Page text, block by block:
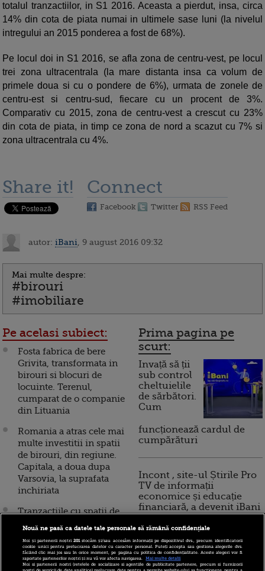
totalul tranzactiilor, in S1 2016. Aceasta a pierdut, insa, circa
14% din cota de piata numai in ultimele sase luni (la nivelul
intregului an 2015 ponderea a fost de 68%).
Pe locul doi in S1 2016, se afla zona de centru-vest, pe locul
trei zona ultracentrala (la mare distanta insa ca volum de
primele doua si cu o pondere de 6%), urmata de zonele de
centru-est si centru-sud, fiecare cu un procent de 3%.
Comparativ cu 2015, zona de centru-vest a crescut cu 23%
din cota de piata, in timp ce zona de nord a scazut cu 7% si
zona ultracentrala cu 4%.
Share it! Connect
Facebook Twitter RSS Feed
autor: iBani , 9 august 2016 09:32
Mai multe despre:
#birouri
#imobiliare
Pe acelasi subiect:
Fosta fabrica de bere
Grivita, transformata in
birouri si blocuri de
locuinte. Terenul,
cumparat de o companie
din Lituania
Romania a atras cele mai
multe investitii in spatii
de birouri, din regiune.
Capitala, a doua dupa
Varsovia, la suprafata
inchiriata
Tranzactiile cu spatii de
birouri, in crestere cu
Managerii prefera
birourile de 400 mp, in
Prima pagina pe
scurt:
Invață să ții
sub control
cheltuielile
de sărbători.
Cum
funcționează cardul de
cumpărături
Incont , site-ul Știrile Pro
TV de informații
economice și educație
financiară, a devenit iBani
10 reguli pentru decizii
financiare inteligente
Nouă ne pasă ca datele tale personale să rămână confidențiale
Noi și partenerii noștri201stocăm și/sau accesăm informații pe dispozitivul dvs., precum identificatorii
cookie unici pentru prelucrarea datelor cu caracter personal. Puteți accepta sau gestiona alegerile dvs.
făcând clic mai jos sau în orice moment, pe pagina cu politica de confidențialitate. Aceste alegeri vor fi
raportate partenerilor noștri și nu vă vor afecta navigarea.
Mai multe detalii
Noi si partenerii nostri (retelele de socializare si agentiile de publicitate partenere, precum si furnizorii